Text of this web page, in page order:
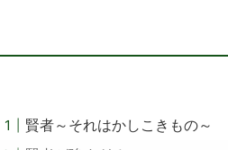
賢者～それはかしこきもの～